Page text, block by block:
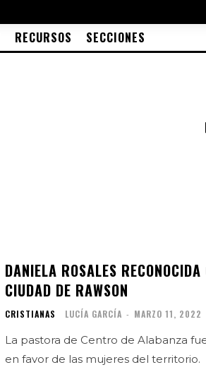
RECURSOS SECCIONES
DANIELA ROSALES
CIUDAD DE RAWSON
CRISTIANAS LUCÍA GARCÍA - MARZO 11, 2022
La pastora de Centro de Alabanza
en favor de las mujeres del territorio.